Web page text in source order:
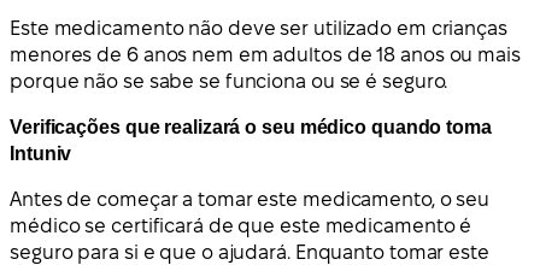
Este medicamento não deve ser utilizado em crianças
menores de 6 anos nem em adultos de 18 anos ou mais
porque não se sabe se funciona ou se é seguro.
Verificações que realizará o seu médico quando toma
Intuniv
Antes de começar a tomar este medicamento, o seu
médico se certificará de que este medicamento é
seguro para si e que o ajudará. Enquanto tomar este